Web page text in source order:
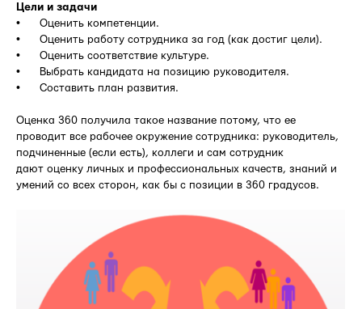
Цели и задачи
• Оценить компетенции.
• Оценить работу сотрудника за год (как достиг цели).
• Оценить соответствие культуре.
• Выбрать кандидата на позицию руководителя.
• Составить план развития.
Оценка 360 получила такое название потому, что ее
проводит все рабочее окружение сотрудника: руководитель,
подчиненные (если есть), коллеги и сам сотрудник
дают оценку личных и профессиональных качеств, знаний и
умений со всех сторон, как бы с позиции в 360 градусов.